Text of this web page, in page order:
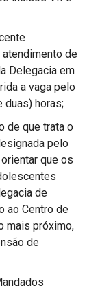
atendimento de
Delegacia em
a vaga pelo
duas) horas;
de que trata o
pelo
que os
de
ao Centro de
mais próximo,
de